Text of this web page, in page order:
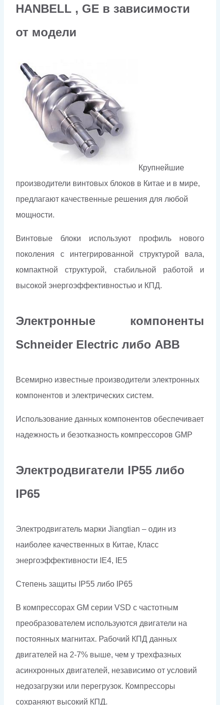
HANBELL , GE в зависимости
от модели
Крупнейшие
производители винтовых блоков в Китае и в мире,
предлагают качественные решения для любой
мощности.
Винтовые блоки используют профиль нового
поколения с интегрированной структурой вала,
компактной структурой, стабильной работой и
высокой энергоэффективностью и КПД.
Электронные компоненты
Schneider Electriс либо ABB
Всемирно известные производители электронных
компонентов и электрических систем.
Использование данных компонентов обеспечивает
надежность и безотказность компрессоров GMP
Электродвигатели IP55 либо
IP65
Электродвигатель марки Jiangtian – один из
наиболее качественных в Китае, Класс
энергоэффективности IE4, IE5
Степень защиты IP55 либо IP65
В компрессорах GM серии VSD с частотным
преобразователем используются двигатели на
постоянных магнитах. Рабочий КПД данных
двигателей на 2-7% выше, чем у трехфазных
асинхронных двигателей, независимо от условий
недозагрузки или перегрузок. Компрессоры
сохраняют высокий КПД.